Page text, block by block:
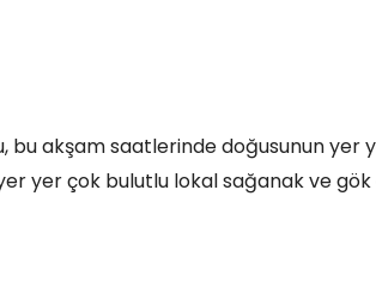
bu akşam saatlerinde doğusunun yer
yer çok bulutlu lokal sağanak ve gök